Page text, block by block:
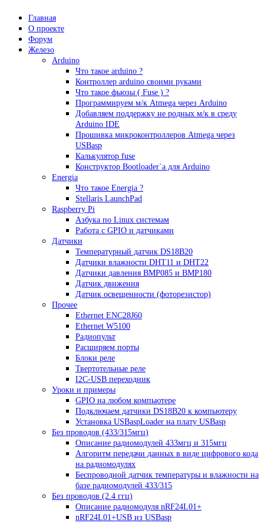
Главная
О проекте
Форум
Железо
Arduino
Что такое аrduino ?
Контроллер arduino своими руками
Что такое фьюзы ( Fuse ) ?
Программируем м/к Atmega через Arduino
Добавляем поддержку не родных м/к в среду
Arduino IDE
Прошивка микроконтроллеров Atmega через
USBasp
Калькулятор fuse
Конструктор Bootloader`а для Arduino
Energia
Что такое Energia ?
Stellaris LaunchPad
Raspberry Pi
Азбука по Linux системам
Работа с GPIO и датчиками
Датчики
Температурный датчик DS18B20
Датчики влажности DHT11 и DHT22
Датчики давления BMP085 и BMP180
Датчик движения
Датчик освещенности (фоторезистор)
Прочее
Ethernet ENC28J60
Ethernet W5100
Радиопульт
Расширяем порты
Блоки реле
Твертотельные реле
I2C-USB переходник
Уроки и примеры
GPIO на любом компьютере
Подключаем датчики DS18B20 к компьютеру
Установка USBaspLoader на плату USBasp
Без проводов (433/315мгц)
Описание радиомодулей 433мгц и 315мгц
Алгоритм передачи данных в виде цифрового кода
на радиомодулях
Беспроводной датчик температуры и влажности на
базе радиомодулей 433/315
Без проводов (2.4 ггц)
Описание радиомодуля nRF24L01+
nRF24L01+USB из USBasp